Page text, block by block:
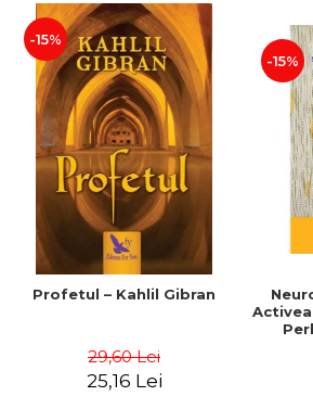
-15%
Profetul – Kahlil Gibran
29,60 Lei
25,16 Lei
-15%